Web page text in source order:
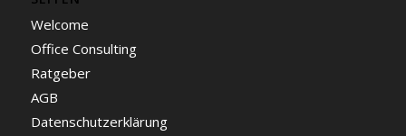
Welcome
Office Consulting
Ratgeber
AGB
Datenschutzerklärung